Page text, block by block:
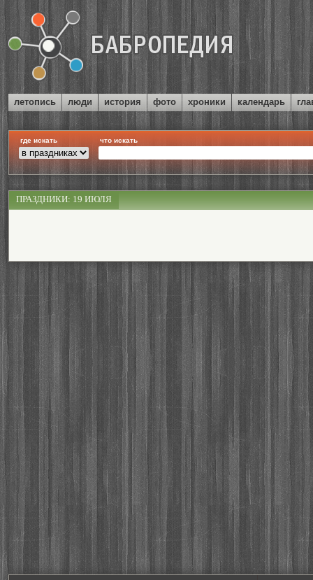
летопись люди история фото хроники календарь
где искать что искать
ПРАЗДНИКИ: 19 ИЮЛЯ